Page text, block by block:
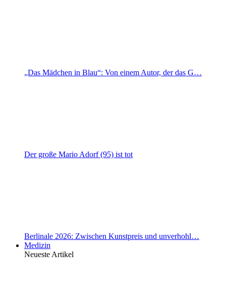
„Das Mädchen in Blau“: Von einem Autor, der das G…
Der große Mario Adorf (95) ist tot
Berlinale 2026: Zwischen Kunstpreis und unverhohl…
Medizin
Neueste Artikel